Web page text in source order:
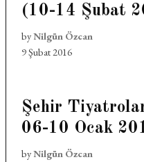
(10-14 Şubat
byNilgün Özcan
9 Şubat 2016
Şehir
06-10 Ocak
byNilgün Özcan